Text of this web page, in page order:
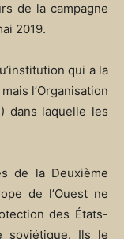
de la campagne
2019.
qui a la
l’Organisation
dans laquelle les
de la Deuxième
de l’Ouest ne
des États-
soviétique. Ils le